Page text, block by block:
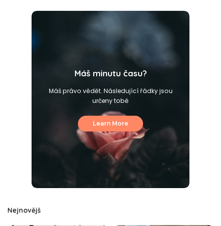
Máš minutu času?
Máš právo vědět. Následující řádky jsou
určeny tobě
Learn More
Nejnovějš